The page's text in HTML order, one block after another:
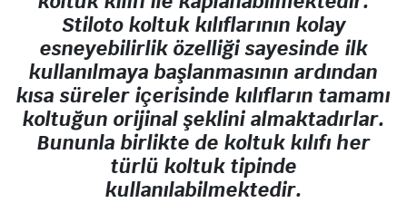
Stiloto koltuk kılıflarının kolay
esneyebilirlik özelliği sayesinde ilk
kullanılmaya başlanmasının ardından
kısa süreler içerisinde kılıfların tamamı
koltuğun orijinal şeklini almaktadırlar.
Bununla birlikte de koltuk kılıfı her
türlü koltuk tipinde
kullanılabilmektedir.